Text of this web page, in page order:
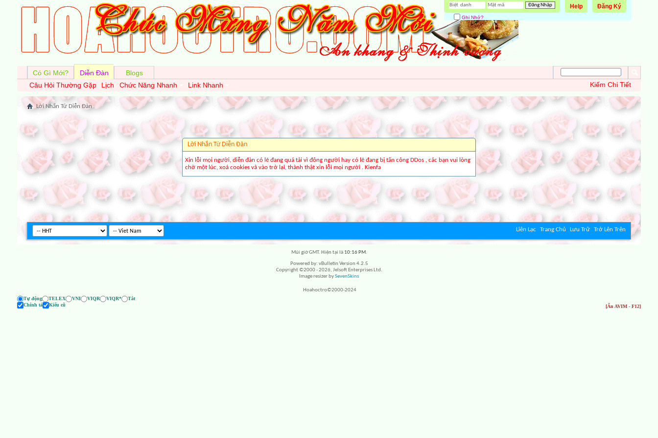
Đăng Ký
Help
Ghi Nhớ?
Có Gì Mới?
Diễn Đàn
Câu Hỏi Thường Gặp
Lịch Chức Năng Nhanh Link Nhanh
Blogs
Kiếm Chi Tiết
Lời Nhắn Từ Diễn Ðàn
Lời Nhắn Từ Diễn Ðàn
Xin lỗi mọi người, diễn đàn có lẽ đang quá tải vì đông người hay có lẽ đang bị tấn công DDos , các bạn vui lòng
chờ một lúc, xoá cookies và vào trở lại, thành thật xin lỗi mọi người . Kienfa
Liên Lạc Trang Chủ Lưu Trữ Trở Lên Trên
Múi giờ GMT. Hiện tại là 10:16 PM.
Powered by: vBulletin Version 4.2.5
Copyright ©2000 - 2026, Jelsoft Enterprises Ltd.
Image resizer bySevenSkins
Hoahoctro©2000-2024
Tự động
TELEX VNI VIQR VIQR*
Tắt
[Ẩn AVIM - F12]
Chính tả Kiểu cũ